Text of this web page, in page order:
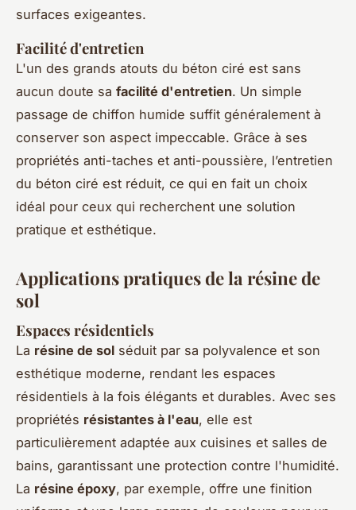
surfaces exigeantes.
Facilité d'entretien
L'un des grands atouts du béton ciré est sans
aucun doute sa facilité d'entretien. Un simple
passage de chiffon humide suffit généralement à
conserver son aspect impeccable. Grâce à ses
propriétés anti-taches et anti-poussière, l’entretien
du béton ciré est réduit, ce qui en fait un choix
idéal pour ceux qui recherchent une solution
pratique et esthétique.
Applications pratiques de la résine de
sol
Espaces résidentiels
La résine de sol séduit par sa polyvalence et son
esthétique moderne, rendant les espaces
résidentiels à la fois élégants et durables. Avec ses
propriétés résistantes à l'eau, elle est
particulièrement adaptée aux cuisines et salles de
bains, garantissant une protection contre l'humidité.
La résine époxy, par exemple, offre une finition